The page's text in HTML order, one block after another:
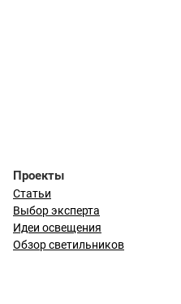
Проекты
Статьи
Выбор эксперта
Идеи освещения
Обзор светильников